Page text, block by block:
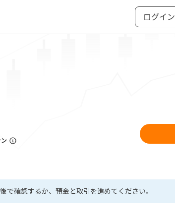
ログイン
確認するか、預金と取引を進めてください。